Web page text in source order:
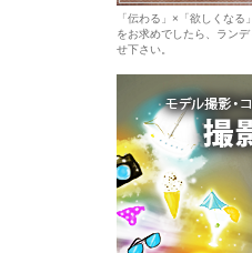
「伝わる」×「欲しくな
をお求めでしたら、ラン
せ下さい。